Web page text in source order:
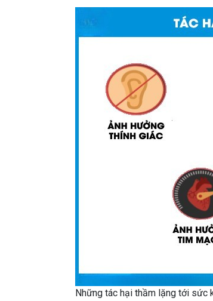
Những tác hại thầm lặng tới sức